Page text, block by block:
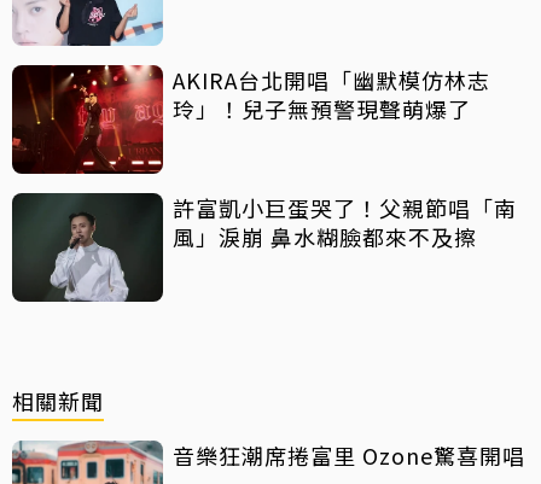
AKIRA台北開唱「幽默模仿林志
玲」！兒子無預警現聲萌爆了
許富凱小巨蛋哭了！父親節唱「南
風」淚崩 鼻水糊臉都來不及擦
相關新聞
音樂狂潮席捲富里 Ozone驚喜開唱